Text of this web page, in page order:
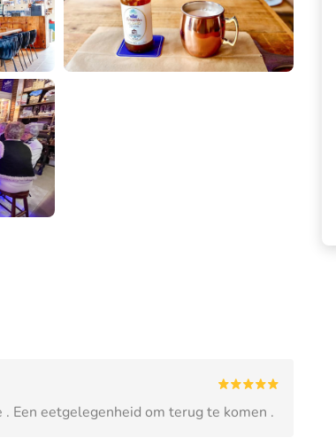
Een eetgelegenheid om terug te komen .